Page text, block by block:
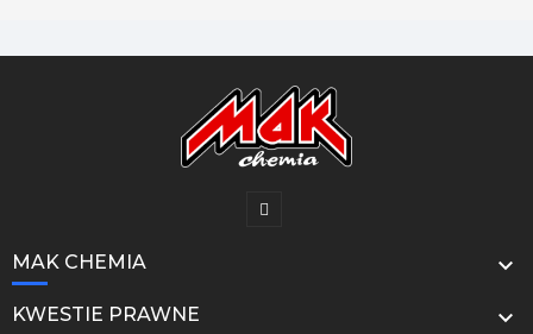
MAK CHEMIA 
KWESTIE PRAWNE 